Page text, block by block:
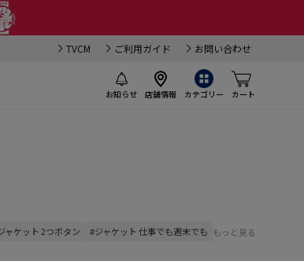
TVCM ご利用ガイド お問い合わせ
お知らせ 店舗情報 カテゴリー カート
ャケット 2つボタン #ジャケット 仕事でも週末でも もっと見る